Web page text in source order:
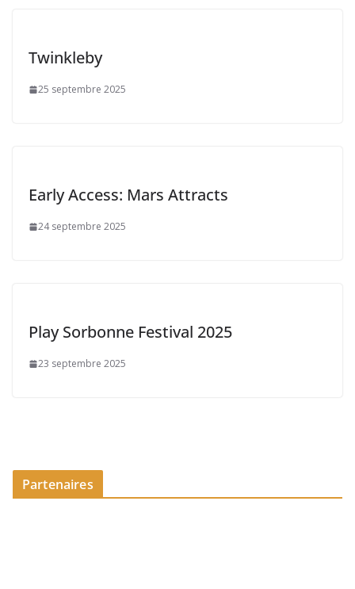
Twinkleby
25 septembre 2025
Early Access: Mars Attracts
24 septembre 2025
Play Sorbonne Festival 2025
23 septembre 2025
Partenaires